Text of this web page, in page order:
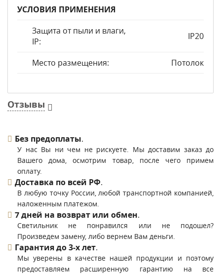
УСЛОВИЯ ПРИМЕНЕНИЯ
Защита от пыли и влаги,
IP:
IP20
Место размещения: Потолок
Отзывы
Без предоплаты.
У нас Вы ни чем не рискуете. Мы доставим заказ до
Вашего дома, осмотрим товар, после чего примем
оплату.
Доставка по всей РФ.
В любую точку России, любой транспортной компанией,
наложенным платежом.
7 дней на возврат или обмен.
Светильник не понравился или не подошел?
Произведем замену, либо вернем Вам деньги.
Гарантия до 3-х лет.
Мы уверены в качестве нашей продукции и поэтому
предоставляем расширенную гарантию на все